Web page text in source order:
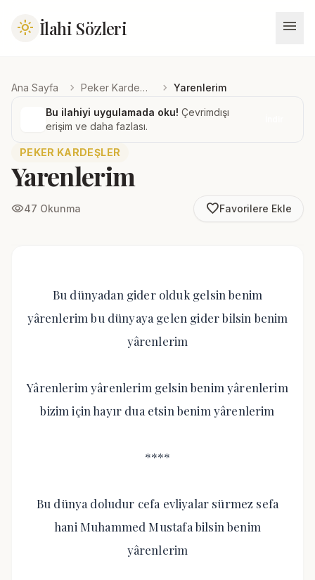
light_mode İlahi Sözleri menu
Ana Sayfa chevron_right Peker Kardeşler chevron_right Yarenlerim
Bu ilahiyi uygulamada oku! Çevrimdışı
erişim ve daha fazlası.
PEKER KARDEŞLER
Yarenlerim
visibility47 Okunma favorite_borderFavorilere Ekle
Bu dünyadan gider olduk gelsin benim
yârenlerim bu dünyaya gelen gider bilsin benim
yârenlerim
Yârenlerim yârenlerim gelsin benim yârenlerim
bizim için hayır dua etsin benim yârenlerim
****
Bu dünya doludur cefa evliyalar sürmez sefa
hani Muhammed Mustafa bilsin benim
yârenlerim